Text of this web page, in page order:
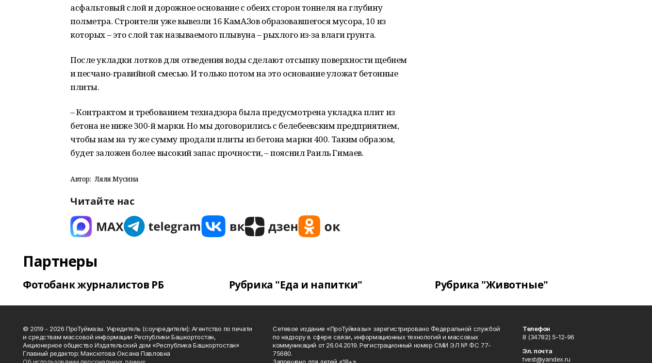
асфальтовый слой и дорожное основание с обеих сторон тоннеля на глубину
полметра. Строители уже вывезли 16 КамАЗов образовавшегося мусора, 10 из
которых – это слой так называемого плывуна – рыхлого из-за влаги грунта.
После укладки лотков для отведения воды сделают отсыпку поверхности щебнем
и песчано-гравийной смесью. И только потом на это основание уложат бетонные
плиты.
– Контрактом и требованием технадзора была предусмотрена укладка плит из
бетона не ниже 300-й марки. Но мы договорились с белебеевским предприятием,
чтобы нам на ту же сумму продали плиты из бетона марки 400. Таким образом,
будет заложен более высокий запас прочности, – пояснил Раиль Гимаев.
Автор: Ляля Мусина
Читайте нас
Партнеры
Фотобанк журналистов РБ Рубрика "Еда и напитки" Рубрика "Животные"
© 2019 - 2026 ПроТуймазы. Учредитель (соучредители): Агентство по печати
и средствам массовой информации Республики Башкортостан,
Акционерное общество Издательский дом «Республика Башкортостан»
Главный редактор: Максютова Оксана Павловна
Сетевое издание «ПроТуймазы» зарегистрировано Федеральной службой
по надзору в сфере связи, информационных технологий и массовых
коммуникаций от 26.04.2019. Регистрационный номер СМИ ЭЛ № ФС 77-
75680.
Телефон
8 (34782) 5-12-96
Эл. почта
tvest@yandex.ru